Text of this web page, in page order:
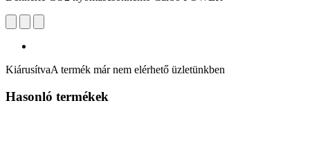
KiárusítvaA termék már nem elérhető üzletünkben
Hasonló termékek